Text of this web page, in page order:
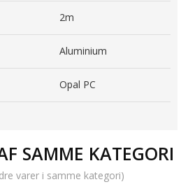
2m
Aluminium
Opal PC
SAMME KATEGORI
varer i samme kategori)